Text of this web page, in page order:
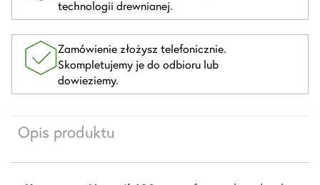
technologii drewnianej.
Zamówienie złożysz telefonicznie.
Skompletujemy je do odbioru lub
dowieziemy.
Opis produktu